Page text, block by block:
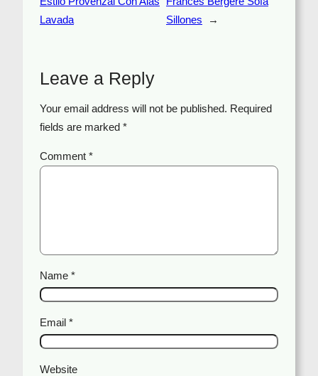
Lavada
Sillones
→
Leave a Reply
Your email address will not be published. Required
fields are marked *
Comment *
Name *
Email *
Website